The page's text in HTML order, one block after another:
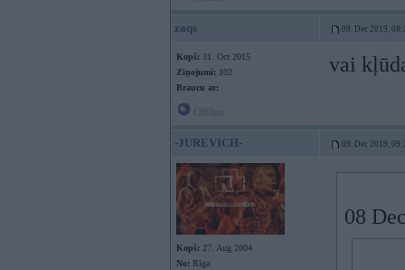
zaqs 09. Dec 2019,
Kopš: 31. Oct 2015
Ziņojumi: 102
Braucu ar:
vai
-JUREVICH- 09. Dec 2019,
Kopš: 27. Aug 2004
No: Rīga
08